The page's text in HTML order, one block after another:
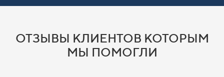
ОТЗЫВЫ КЛИЕНТОВ КОТОРЫМ
МЫ ПОМОГЛИ